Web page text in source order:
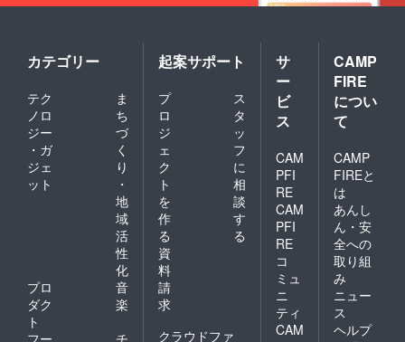
カテゴリー
テク
ノロ
ジー
・ガ
ジェ
ット
ま
ち
づ
く
り
・
地
域
活
性
化
プロ
ダク
ト
音
楽
起案サポート
プ
ロ
ジ
ェ
ク
ト
を
作
る
ス
タ
ッ
フ
に
相
談
す
る
資
料
請
求
クラウドファ
サ
ー
ビ
ス
CAM
PFI
RE
CAM
PFI
RE
コ
ミュ
ニ
ティ
CAM
CAMP
FIRE
につい
て
CAMP
FIREと
は
あんし
ん・安
全への
取り組
み
ニュー
ス
ヘルプ